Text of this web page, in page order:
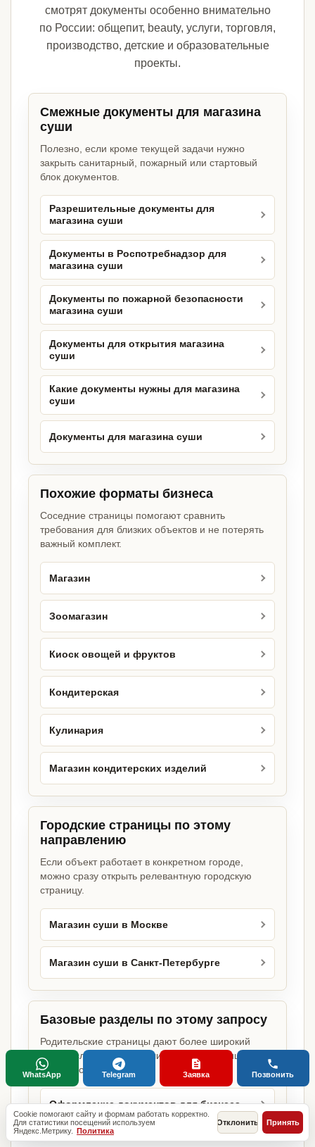
смотрят документы особенно внимательно
по России: общепит, beauty, услуги, торговля,
производство, детские и образовательные
проекты.
Смежные документы для магазина
суши
Полезно, если кроме текущей задачи нужно
закрыть санитарный, пожарный или стартовый
блок документов.
Разрешительные документы для
магазина суши
Документы в Роспотребнадзор для
магазина суши
Документы по пожарной безопасности
магазина суши
Документы для открытия магазина
суши
Какие документы нужны для магазина
суши
Документы для магазина суши
Похожие форматы бизнеса
Соседние страницы помогают сравнить
требования для близких объектов и не потерять
важный комплект.
Магазин
Зоомагазин
Киоск овощей и фруктов
Кондитерская
Кулинария
Магазин кондитерских изделий
Городские страницы по этому
направлению
Если объект работает в конкретном городе,
можно сразу открыть релевантную городскую
страницу.
Магазин суши в Москве
Магазин суши в Санкт-Петербурге
Базовые разделы по этому запросу
Родительские страницы дают более широкий
обзор услуги, объекта или региона без лишних
переходов.
Оформление документов для бизнеса
Cookie помогают сайту и формам работать корректно.
Для статистики посещений используем
Яндекс.Метрику. Политика
Отклонить Принять
WhatsApp Telegram Заявка Позвонить